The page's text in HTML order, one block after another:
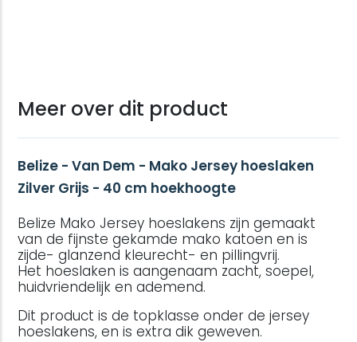
Meer over dit product
Belize - Van Dem - Mako Jersey hoeslaken
Zilver Grijs - 40 cm hoekhoogte
Belize Mako Jersey hoeslakens zijn gemaakt
van de fijnste gekamde mako katoen en is
zijde- glanzend kleurecht- en pillingvrij.
Het hoeslaken is aangenaam zacht, soepel,
huidvriendelijk en ademend.
Dit product is de topklasse onder de jersey
hoeslakens, en is extra dik geweven.